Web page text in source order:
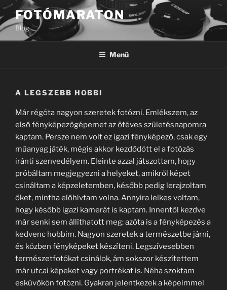
Tartalomhoz
FOTÓMARATON
Blog
Menü
A LEGSZEBB HOBBI
Már régóta nagyon szeretek fotózni. Emlékszem, az
első fényképezőgépemet az ötéves születésnapomra
kaptam. Persze nem volt ez igazi fényképező, csak egy
műanyag játék, mégis akkor kezdődött el a fotózás
iránti szenvedélyem. Eleinte azzal játszottam, hogy
próbáltam megjegyezni a helyeket, amikről képet
csináltam a képzeletemben, később pedig lerajzoltam
őket, mintha előhívtam volna. Annyira lelkes voltam,
hogy később igazi kamerát is kaptam. Innentől kezdve
már senki sem állíthatott meg: azóta is a fényképezés a
kedvenc hobbim. Nagyon szeretek a természetbe járni,
és közben fényképeket készíteni. Legszívesebben
természetfotókat csinálok, ám sokszor készítettem
már utcai képeket vagy portrékat is. Néha szoktam
esküvőkön fotózni. Gyakran jelentkezek a képeimmel